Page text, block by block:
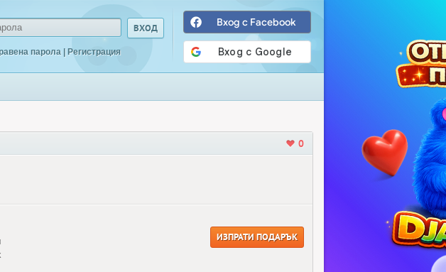
парола | Регистрация
Вход с Facebook
0
ИЗПРАТИ ПОДАРЪК